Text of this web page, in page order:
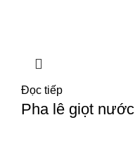
Đọc tiếp
Pha lê giọt nước